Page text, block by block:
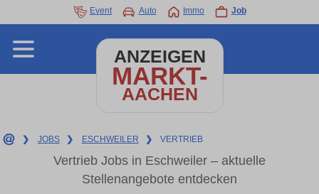
Event Auto Immo Job
ANZEIGEN
MARKT-
AACHEN
❯ JOBS ❯ ESCHWEILER ❯ VERTRIEB
Vertrieb Jobs in Eschweiler – aktuelle
Stellenangebote entdecken